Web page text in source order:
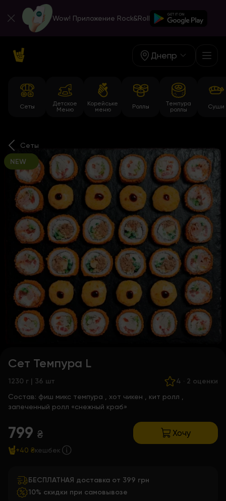
Wow! Приложение Rock&Roll
Днепр
Сеты
Детское
Меню
Корейське
меню
Роллы
Темпура
роллы
Суши
Сеты
NEW
Сет Темпура L
1230 г | 36 шт 4 · 2 оценки
Состав: фиш микс темпура хот чикен кит ролл
запеченный ролл «снежный краб»
799 ₴ Хочу
+40 ₴кешбек
БЕСПЛАТНАЯ доставка от 399 грн
10% скидки при самовывозе